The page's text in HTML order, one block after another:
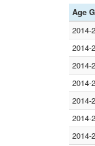
Age
2014-
2014-
2014-
2014-
2014-
2014-
2014-